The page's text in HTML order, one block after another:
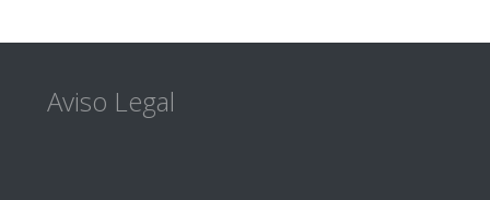
Footer
Aviso Legal